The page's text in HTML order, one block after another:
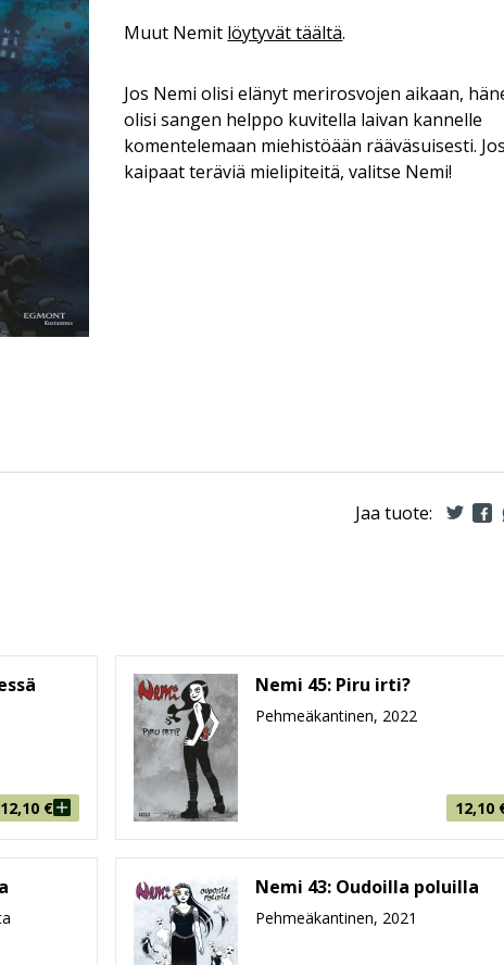
Muut Nemit löytyvät täältä.
Jos Nemi olisi elänyt merirosvojen aikaan,
olisi sangen helppo kuvitella laivan kannelle
komentelemaan miehistöään rääväsuisesti. Jos
kaipaat teräviä mielipiteitä, valitse Nemi!
* 296 mm * 3 mm
Jaa tuote:
12,10 €
Nemi 45: Piru irti?
Pehmeäkantinen, 2022
12,10
Nemi 43: Oudoilla poluilla
Pehmeäkantinen, 2021